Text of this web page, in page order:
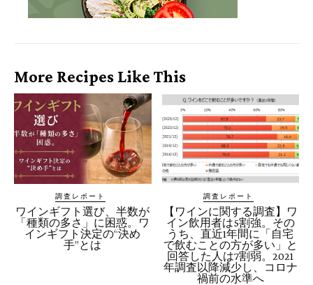
More Recipes Like This
調査レポート
ワインギフト選び、半数が
「種類の多さ」に困惑。ワ
インギフト決定の“決め
手”とは
調査レポート
【ワインに関する調査】ワ
イン飲用者は5割強。その
うち、直近1年間に「自宅
で飲むことの方が多い」と
回答した人は7割弱。2021
年調査以降減少し、コロナ
禍前の水準へ